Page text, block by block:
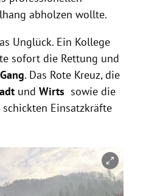
abholzen wollte.
Unglück. Ein Kollege
sofort die Rettung und
. Das Rote Kreuz, die
und Wirts sowie die
schickten Einsatzkräfte
schließen